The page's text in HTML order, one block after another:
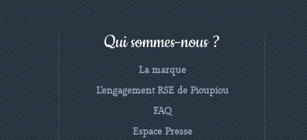
Qui sommes-nous ?
La marque
L'engagement RSE de Pioupiou
FAQ
Espace Presse